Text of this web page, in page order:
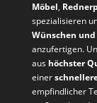
Möbel,
spezialisieren
Wünschen
anzufertigen.
aus höchster
einer
empfindlicher